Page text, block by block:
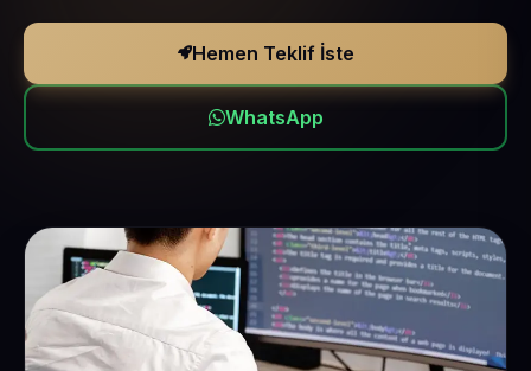
Hemen Teklif İste
WhatsApp